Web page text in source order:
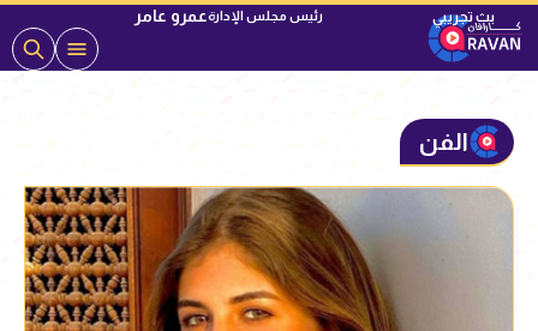
رئيس مجلس الإدارةعمرو عامر
الفن